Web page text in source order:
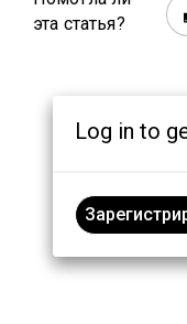
эта статья?
Log in to